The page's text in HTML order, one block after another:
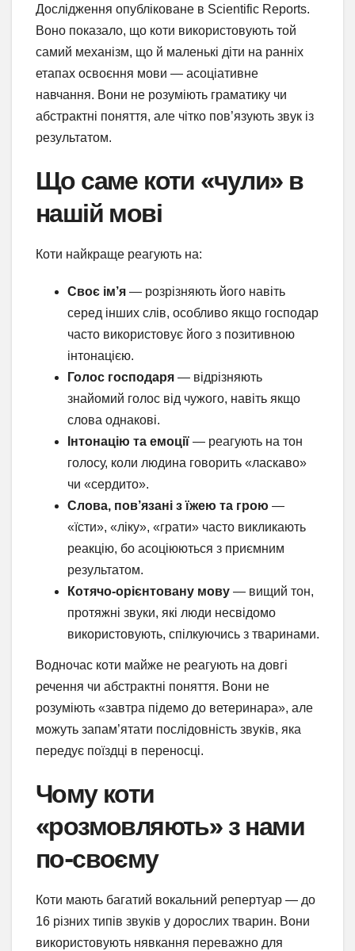
Дослідження опубліковане в Scientific Reports.
Воно показало, що коти використовують той
самий механізм, що й маленькі діти на ранніх
етапах освоєння мови — асоціативне
навчання. Вони не розуміють граматику чи
абстрактні поняття, але чітко пов’язують звук із
результатом.
Що саме коти «чули» в
нашій мові
Коти найкраще реагують на:
Своє ім’я — розрізняють його навіть
серед інших слів, особливо якщо господар
часто використовує його з позитивною
інтонацією.
Голос господаря — відрізняють
знайомий голос від чужого, навіть якщо
слова однакові.
Інтонацію та емоції — реагують на тон
голосу, коли людина говорить «ласкаво»
чи «сердито».
Слова, пов’язані з їжею та грою —
«їсти», «ліку», «грати» часто викликають
реакцію, бо асоціюються з приємним
результатом.
Котячо-орієнтовану мову — вищий тон,
протяжні звуки, які люди несвідомо
використовують, спілкуючись з тваринами.
Водночас коти майже не реагують на довгі
речення чи абстрактні поняття. Вони не
розуміють «завтра підемо до ветеринара», але
можуть запам’ятати послідовність звуків, яка
передує поїздці в переносці.
Чому коти
«розмовляють» з нами
по-своєму
Коти мають багатий вокальний репертуар — до
16 різних типів звуків у дорослих тварин. Вони
використовують нявкання переважно для